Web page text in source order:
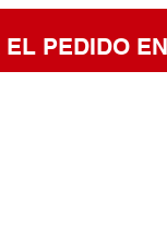
PEDIDO